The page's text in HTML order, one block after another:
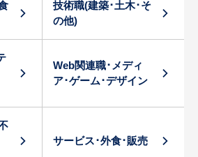
技術職(建築･土木･そ
の他)
Web関連職･メディ
ア･ゲーム･デザイン
サービス･外食･販売